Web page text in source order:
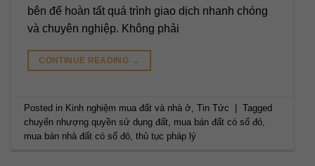
bên để hoàn tất quá trình giao dịch nhanh chóng
và chuyên nghiệp. Không phải
CONTINUE READING →
Posted in Kinh nghiệm mua đất và nhà ở,Tin Tức
Tagged
chuyển nhượng quyền sử dụng đất, mua bán đất có sổ đỏ,
mua bán nhà đất có sổ đỏ,thủ tục pháp lý